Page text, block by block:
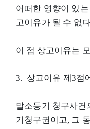
어떠한 영향이 있
고이유가 될 수 없
이 점 상고이유는
3. 상고이유 제3점
말소등기 청구사건
기청구권이고, 그